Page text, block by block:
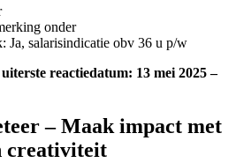
onder
Ja, salarisindicatie obv 36 u p/w
reactiedatum: 13 mei 2025 –
– Maak impact met
creativiteit